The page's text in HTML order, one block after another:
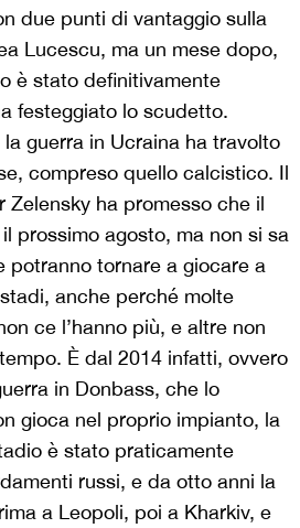
due punti di vantaggio sulla
Lucescu, ma un mese dopo,
è stato definitivamente
festeggiato lo scudetto.
guerra in Ucraina ha travolto
compreso quello calcistico. Il
Zelensky ha promesso che il
prossimo agosto, ma non si sa
potranno tornare a giocare a
anche perché molte
ce l’hanno più, e altre non
È dal 2014 infatti, ovvero
in Donbass, che lo
gioca nel proprio impianto, la
è stato praticamente
russi, e da otto anni la
a Leopoli, poi a Kharkiv, e